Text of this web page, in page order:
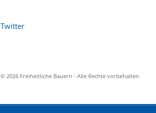
Twitter
© 2026 Freiheitliche Bauern - Alle Rechte vorbehalten